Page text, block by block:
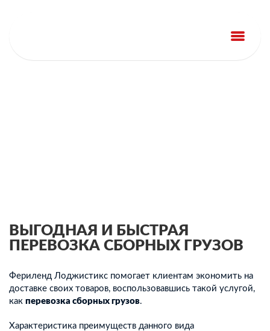
ВЫГОДНАЯ И БЫСТРАЯ
ПЕРЕВОЗКА СБОРНЫХ ГРУЗОВ
Фериленд Лоджистикс помогает клиентам экономить на
доставке своих товаров, воспользовавшись такой услугой,
как перевозка сборных грузов.
Характеристика преимуществ данного вида